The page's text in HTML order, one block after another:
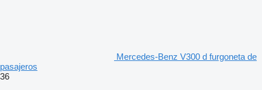
Mercedes-Benz V300 d furgoneta de
pasajeros
36